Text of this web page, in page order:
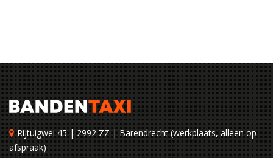
Rijtuigwei 45 | 2992 ZZ | Barendrecht (werkplaats, alleen op
afspraak)